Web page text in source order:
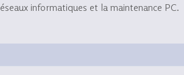
informatiques et la maintenance PC.